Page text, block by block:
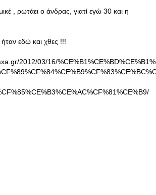
, ρωτάει ο άνδρας, γιατί εγώ 30 και η
ήταν εδώ και χθες !!!
2012/03/16/